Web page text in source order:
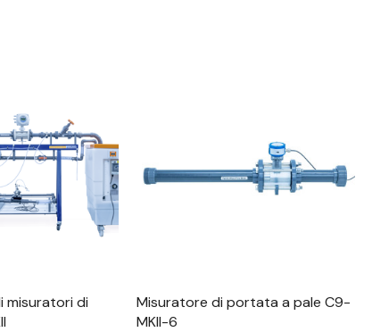
Rapida
misuratori di
Visualizzazione Rapida
Misuratore di portata a pale C9-
MKII-6